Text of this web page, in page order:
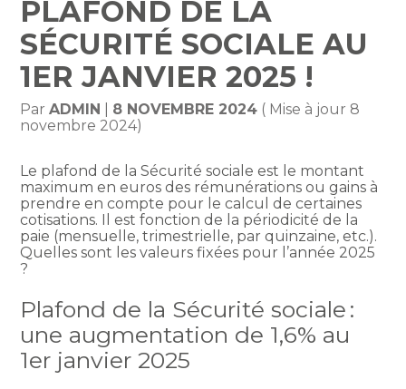
PLAFOND DE LA
SÉCURITÉ SOCIALE AU
1ER JANVIER 2025 !
ParADMIN 8 NOVEMBRE 2024 ( Mise à jour 8
novembre 2024)
Le plafond de la Sécurité sociale est le montant
maximum en euros des rémunérations ou gains à
prendre en compte pour le calcul de certaines
cotisations. Il est fonction de la périodicité de la
paie (mensuelle, trimestrielle, par quinzaine, etc.).
Quelles sont les valeurs fixées pour l’année 2025
?
Plafond de la Sécurité sociale :
une augmentation de 1,6% au
1er janvier 2025